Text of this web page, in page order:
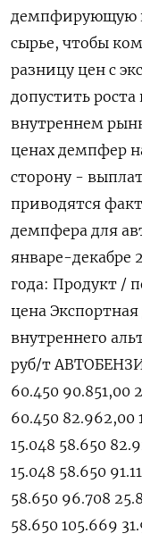
демпфирующую
сырье, чтобы
разницу цен с
допустить
внутреннем
ценах демпфер
сторону -
приводятся
демпфера для
январе-декабре
года: Продукт /
цена
внутреннего
руб/т
60.450 90.851,00
60.450 82.962,00
15.048 58.650
15.048 58.650
58.650 96.708
58.650 105.669